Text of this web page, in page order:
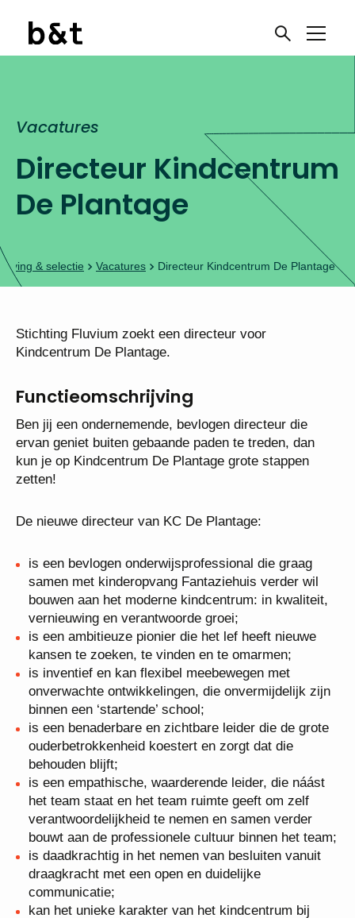
Directeur
Kindcentrum De
Vacatures
Kindcentrum De Plantage.
Functieomschrijving
Ben jij een ondernemende, bevlogen directeur die
ervan geniet buiten gebaande paden te treden, dan
zetten!
De nieuwe directeur van KC De Plantage:
is een bevlogen onderwijsprofessional die graag
samen met kinderopvang Fantaziehuis verder wil
bouwen aan het moderne kindcentrum: in
kwaliteit, vernieuwing en verantwoorde groei;
is een ambitieuze pionier die het lef heeft nieuwe
kansen te zoeken, te vinden en te omarmen;
is inventief en kan flexibel meebewegen met
onverwachte ontwikkelingen, die onvermijdelijk
zijn binnen een ‘startende’ school;
is een benaderbare en zichtbare leider die de
grote ouderbetrokkenheid koestert en zorgt dat die
behouden blijft;
is een empathische, waarderende leider, die náást
het team staat en het team ruimte geeft om zelf
verantwoordelijkheid te nemen en samen verder
bouwt aan de professionele cultuur binnen het
team;
is daadkrachtig in het nemen van besluiten vanuit